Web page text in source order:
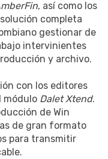
, así como los
completa
gestionar de
intervinientes
y archivo.
con los editores
módulo Dalet Xtend.
de Win
de gran formato
para transmitir